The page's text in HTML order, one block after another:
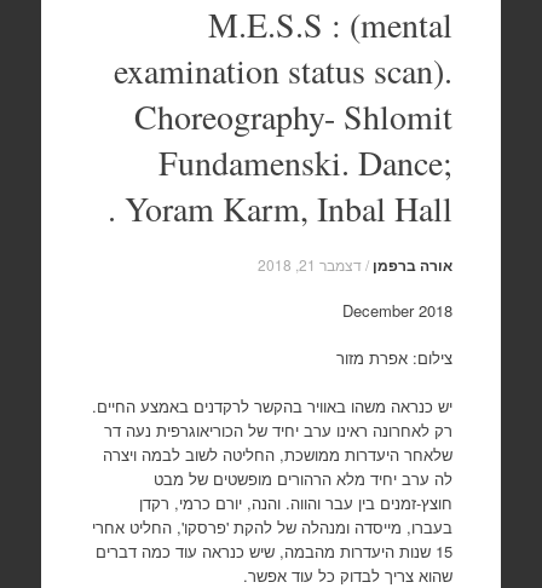
content
M.E.S.S : (mental
examination status scan).
Choreography- Shlomit
Fundamenski. Dance;
Yoram Karm, Inbal Hall .
אורה ברפמן /דצמבר 21, 2018
December 2018
צילום: אפרת מזור
יש כנראה משהו באוויר בהקשר לרקדנים באמצע החיים.
רק לאחרונה ראינו ערב יחיד של הכוריאוגרפית נעה דר
שלאחר היעדרות ממושכת, החליטה לשוב לבמה ויצרה
לה ערב יחיד מלא הרהורים מופשטים של מבט
חוצץ-זמנים בין עבר והווה. והנה, יורם כרמי, רקדן
בעברו, מייסדה ומנהלה של להקת 'פרסקו', החליט אחרי
15 שנות היעדרות מהבמה, שיש כנראה עוד כמה דברים
שהוא צריך לבדוק כל עוד אפשר.